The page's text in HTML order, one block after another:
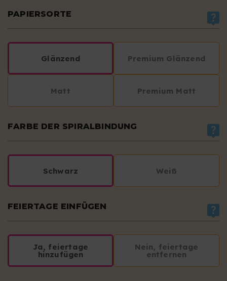
PAPIERSORTE
Glänzend Premium Glänzend
Matt Premium Matt
FARBE DER SPIRALBINDUNG
Schwarz Weiß
FEIERTAGE EINFÜGEN
Ja, feiertage
hinzufügen
Nein, feiertage
entfernen